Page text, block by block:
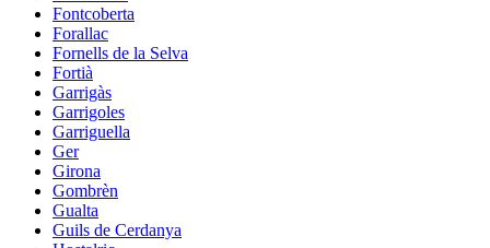
Fontcoberta
Forallac
Fornells de la Selva
Fortià
Garrigàs
Garrigoles
Garriguella
Ger
Girona
Gombrèn
Gualta
Guils de Cerdanya